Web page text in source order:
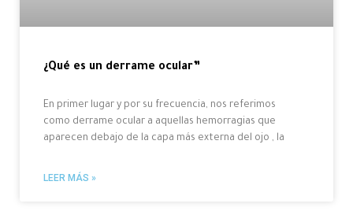
¿Qué es un derrame ocular”
En primer lugar y por su frecuencia, nos referimos
como derrame ocular a aquellas hemorragias que
aparecen debajo de la capa más externa del ojo , la
LEER MÁS »